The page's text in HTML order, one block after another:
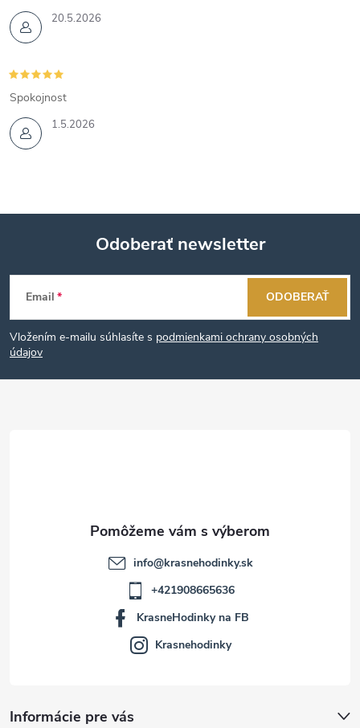
20.5.2026
1.5.2026
Spokojnost
Z
á
p
Odoberať newsletter
Email
Vložením e-mailu súhlasíte s podmienkami ochrany osobných
údajov
ODOBERAŤ
Informácie pre vás
info@krasnehodinky.sk
+421908665636
KrasneHodinky na FB
Krasnehodinky